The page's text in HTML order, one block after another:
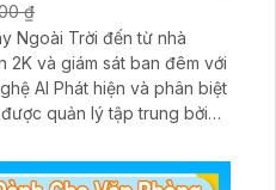
₫
Ngoài Trời đến từ nhà
2K và giám sát ban đêm với
AI Phát hiện và phân biệt
quản lý tập trung bởi